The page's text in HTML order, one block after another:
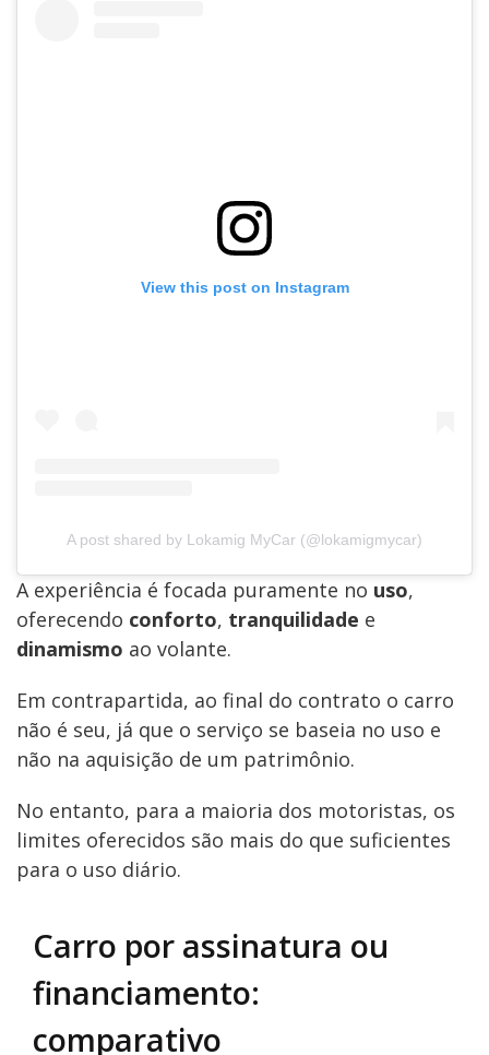
View this post on Instagram
A post shared by Lokamig MyCar (@lokamigmycar)
A experiência é focada puramente no uso,
oferecendo conforto, tranquilidade e
dinamismo ao volante.
Em contrapartida, ao final do contrato o carro
não é seu, já que o serviço se baseia no uso e
não na aquisição de um patrimônio.
No entanto, para a maioria dos motoristas, os
limites oferecidos são mais do que suficientes
para o uso diário.
Carro por assinatura ou
financiamento:
comparativo